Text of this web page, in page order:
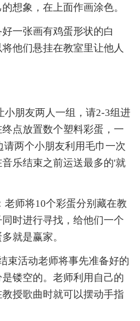
想象，在上面作画涂色。
一张画有鸡蛋形状的白
他们悬挂在教室里让他人
朋友两人一组，请2-3组进
点放置数个塑料彩蛋，一
请两个小朋友利用毛巾一次
乐结束之前运送最多的'就
师将10个彩蛋分别藏在教
时进行寻找，给他们一个
就是赢家。
束活动老师将事先准备好的
镂空的。老师利用自己的
授歌曲时就可以摆动手指